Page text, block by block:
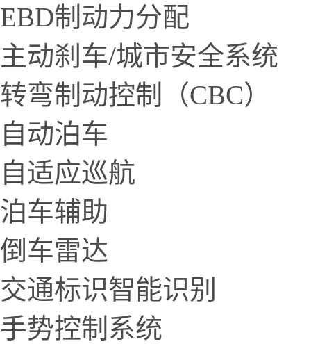
EBD制动力分配
主动刹车/城市安全系统
转弯制动控制（CBC）
自动泊车
自适应巡航
泊车辅助
倒车雷达
交通标识智能识别
手势控制系统